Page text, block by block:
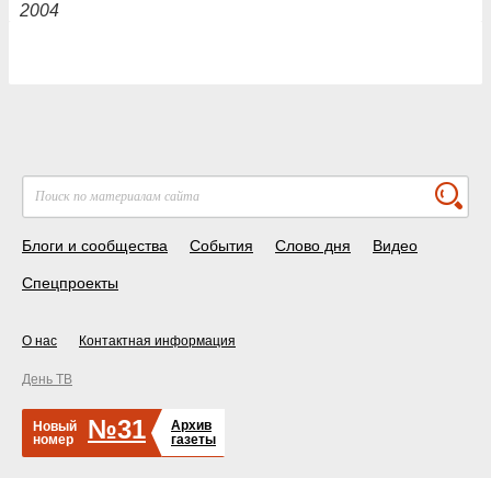
2004
Блоги и сообщества События Слово дня Видео
Спецпроекты
О нас Контактная информация
День ТВ
Новый
номер
№31
Архив
газеты